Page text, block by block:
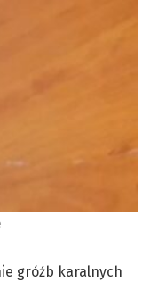
gróźb karalnych